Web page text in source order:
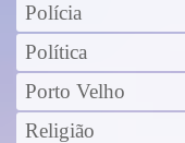
Polícia
Política
Porto Velho
Religião